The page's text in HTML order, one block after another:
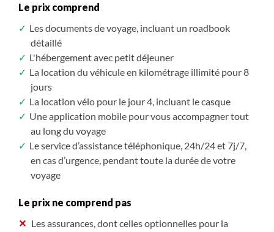
Le prix comprend
Les documents de voyage, incluant un roadbook
détaillé
L'hébergement avec petit déjeuner
La location du véhicule en kilométrage illimité pour 8
jours
La location vélo pour le jour 4, incluant le casque
Une application mobile pour vous accompagner tout
au long du voyage
Le service d’assistance téléphonique, 24h/24 et 7j/7,
en cas d’urgence, pendant toute la durée de votre
voyage
Le prix ne comprend pas
Les assurances, dont celles optionnelles pour la